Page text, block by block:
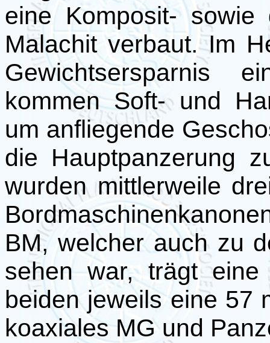
eine Komposit- sowie
Malachit verbaut. Im
Gewichtsersparnis
kommen Soft- und
um anfliegende
die Hauptpanzerung
wurden mittlerweile
BM, welcher auch zu
sehen war, trägt
beiden jeweils eine 57
koaxiales MG und